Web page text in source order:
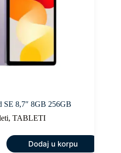
SE 8,7″ 8GB 256GB
,TABLETI
Dodaj u korpu